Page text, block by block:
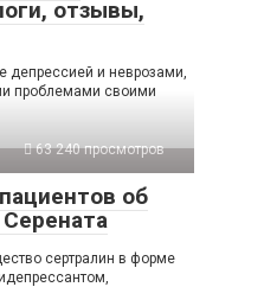
отзывы,
депрессией и неврозами,
проблемами своими
63 240 просмотров
об
сертралин в форме